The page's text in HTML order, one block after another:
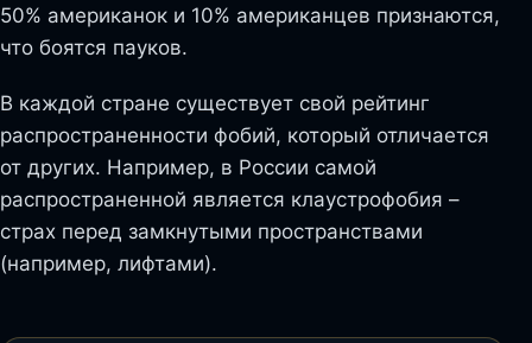
50% американок и 10% американцев признаются,
что боятся пауков.
В каждой стране существует свой рейтинг
распространенности фобий, который отличается
от других. Например, в России самой
распространенной является клаустрофобия –
страх перед замкнутыми пространствами
(например, лифтами).